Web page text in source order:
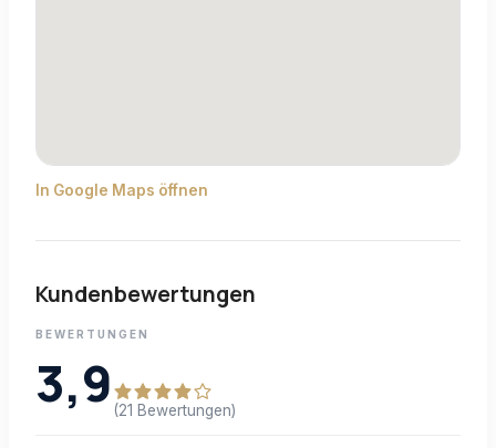
In Google Maps öffnen
Kundenbewertungen
BEWERTUNGEN
3,9 (21 Bewertungen)